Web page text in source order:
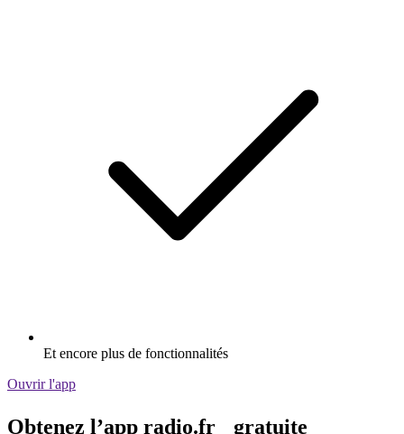
Et encore plus de fonctionnalités
Ouvrir l'app
Obtenez l’app radio.fr gratuite